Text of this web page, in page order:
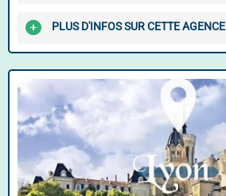
PLUS D'INFOS SUR CETTE AGENCE